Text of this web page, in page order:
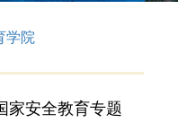
学院
家安全教育专题